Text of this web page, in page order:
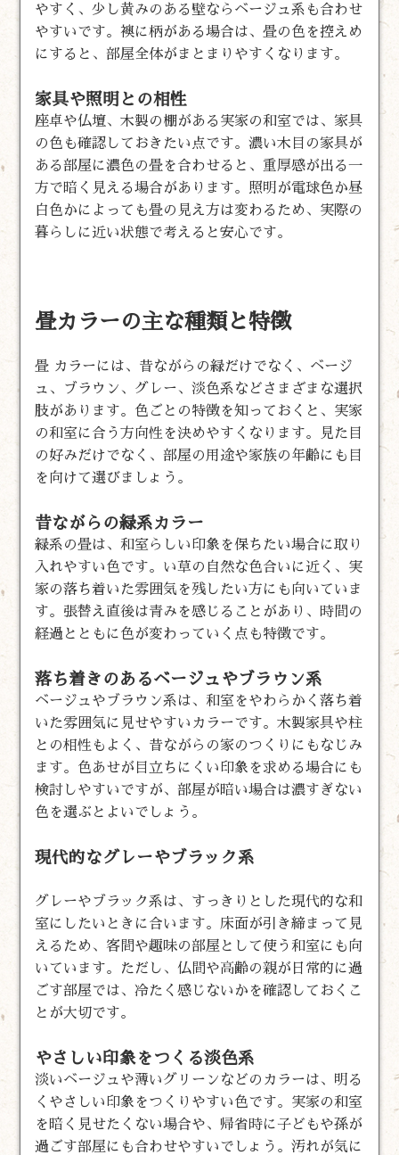
やすく、少し黄みのある壁ならベージュ系も合わせ
やすいです。襖に柄がある場合は、畳の色を控えめ
にすると、部屋全体がまとまりやすくなります。
家具や照明との相性
座卓や仏壇、木製の棚がある実家の和室では、家具
の色も確認しておきたい点です。濃い木目の家具が
ある部屋に濃色の畳を合わせると、重厚感が出る一
方で暗く見える場合があります。照明が電球色か昼
白色かによっても畳の見え方は変わるため、実際の
暮らしに近い状態で考えると安心です。
畳カラーの主な種類と特徴
畳 カラーには、昔ながらの緑だけでなく、ベージ
ュ、ブラウン、グレー、淡色系などさまざまな選択
肢があります。色ごとの特徴を知っておくと、実家
の和室に合う方向性を決めやすくなります。見た目
の好みだけでなく、部屋の用途や家族の年齢にも目
を向けて選びましょう。
昔ながらの緑系カラー
緑系の畳は、和室らしい印象を保ちたい場合に取り
入れやすい色です。い草の自然な色合いに近く、実
家の落ち着いた雰囲気を残したい方にも向いていま
す。張替え直後は青みを感じることがあり、時間の
経過とともに色が変わっていく点も特徴です。
落ち着きのあるベージュやブラウン系
ベージュやブラウン系は、和室をやわらかく落ち着
いた雰囲気に見せやすいカラーです。木製家具や柱
との相性もよく、昔ながらの家のつくりにもなじみ
ます。色あせが目立ちにくい印象を求める場合にも
検討しやすいですが、部屋が暗い場合は濃すぎない
色を選ぶとよいでしょう。
現代的なグレーやブラック系
グレーやブラック系は、すっきりとした現代的な和
室にしたいときに合います。床面が引き締まって見
えるため、客間や趣味の部屋として使う和室にも向
いています。ただし、仏間や高齢の親が日常的に過
ごす部屋では、冷たく感じないかを確認しておくこ
とが大切です。
やさしい印象をつくる淡色系
淡いベージュや薄いグリーンなどのカラーは、明る
くやさしい印象をつくりやすい色です。実家の和室
を暗く見せたくない場合や、帰省時に子どもや孫が
過ごす部屋にも合わせやすいでしょう。汚れが気に